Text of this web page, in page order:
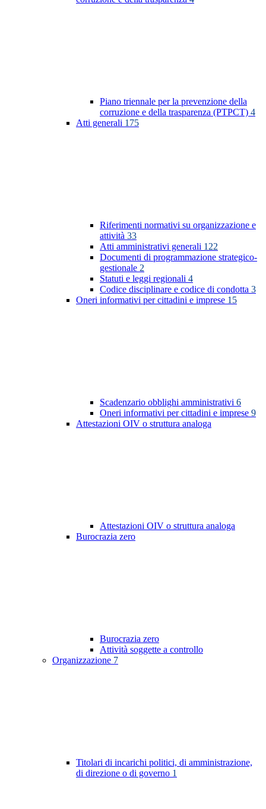
Piano triennale per la prevenzione della
corruzione e della trasparenza (PTPCT) 4
Atti generali 175
Riferimenti normativi su organizzazione e
attività 33
Atti amministrativi generali 122
Documenti di programmazione strategico-
gestionale 2
Statuti e leggi regionali 4
Codice disciplinare e codice di condotta 3
Oneri informativi per cittadini e imprese 15
Scadenzario obblighi amministrativi 6
Oneri informativi per cittadini e imprese 9
Attestazioni OIV o struttura analoga
Attestazioni OIV o struttura analoga
Burocrazia zero
Burocrazia zero
Attività soggette a controllo
Organizzazione 7
Titolari di incarichi politici, di amministrazione,
di direzione o di governo 1